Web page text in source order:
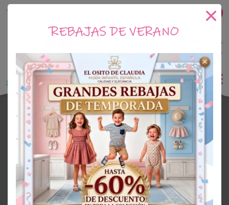
El Osito de Claudia
Tu tienda online de Moda Infantil
0€
Outlet Niña
OUTLET
60%
REBAJAS DE VERANO